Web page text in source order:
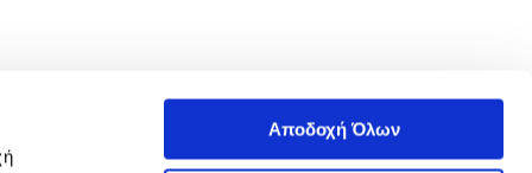
Αποδοχή Όλων